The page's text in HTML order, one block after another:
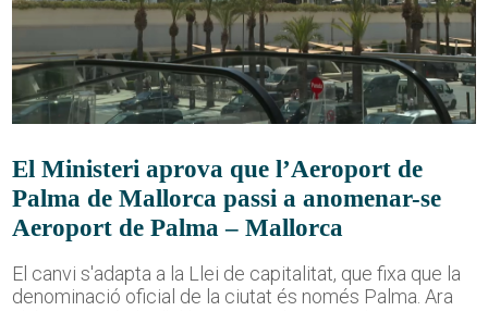
El Ministeri aprova que l’Aeroport de
Palma de Mallorca passi a anomenar-se
Aeroport de Palma – Mallorca
El canvi s'adapta a la Llei de capitalitat, que fixa que la
denominació oficial de la ciutat és només Palma. Ara